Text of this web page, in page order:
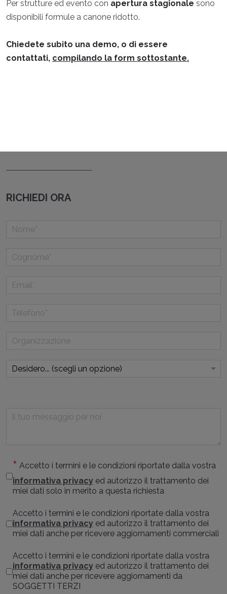
Per strutture ed evento con apertura stagionale sono
disponibili formule a canone ridotto.
Chiedete subito una demo, o di essere
contattati, compilando la form sottostante.
RICHIEDI ORA
Accetto i termini e le condizioni riportate dalla vostra
informativa privacy ed autorizzo il trattamento dei
miei dati solo in merito a questa richiesta
Accetto i termini e le condizioni riportate dalla vostra
informativa privacy ed autorizzo il trattamento dei
miei dati anche per ricevere aggiornamenti commerciali
Accetto i termini e le condizioni riportate dalla vostra
informativa privacy ed autorizzo il trattamento dei
miei dati anche per ricevere aggiornamenti da
SOGGETTI TERZI